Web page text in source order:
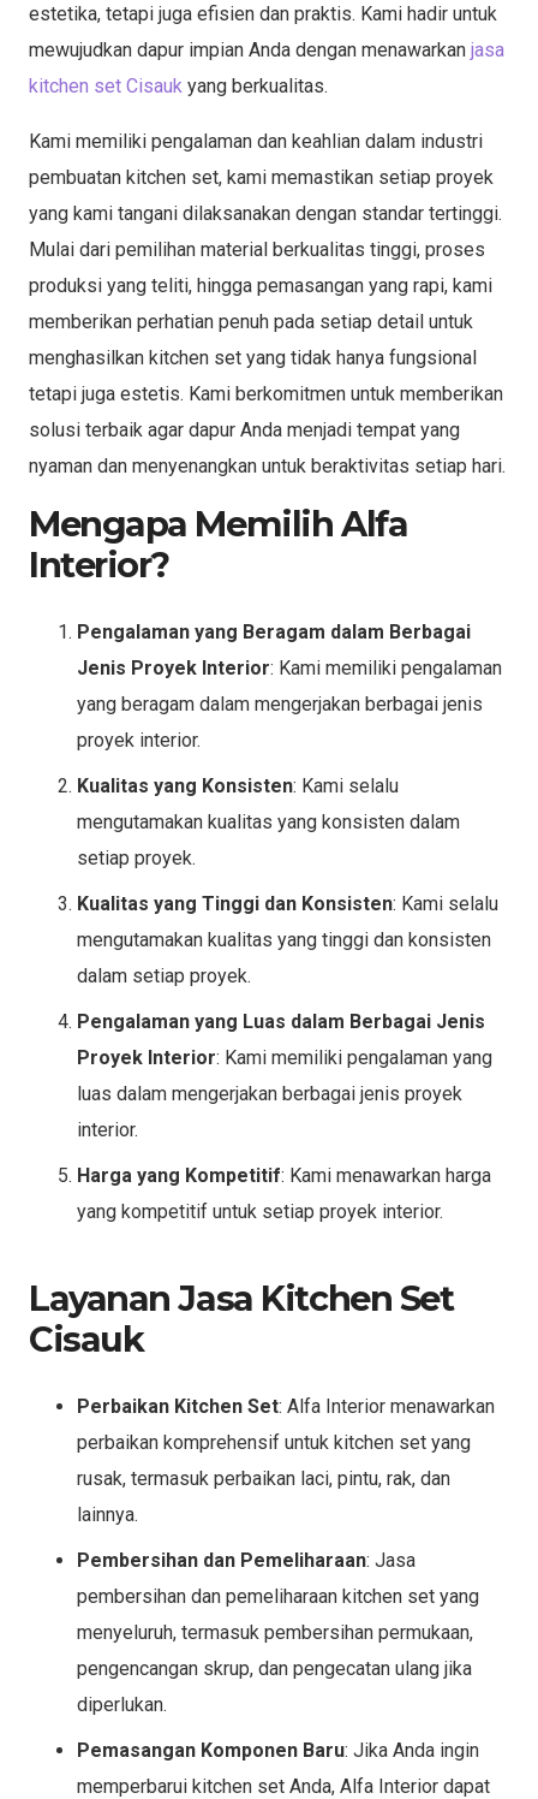
estetika, tetapi juga efisien dan praktis. Kami hadir untuk
mewujudkan dapur impian Anda dengan menawarkan jasa
kitchen set Cisauk yang berkualitas.
Kami memiliki pengalaman dan keahlian dalam industri
pembuatan kitchen set, kami memastikan setiap proyek
yang kami tangani dilaksanakan dengan standar tertinggi.
Mulai dari pemilihan material berkualitas tinggi, proses
produksi yang teliti, hingga pemasangan yang rapi, kami
memberikan perhatian penuh pada setiap detail untuk
menghasilkan kitchen set yang tidak hanya fungsional
tetapi juga estetis. Kami berkomitmen untuk memberikan
solusi terbaik agar dapur Anda menjadi tempat yang
nyaman dan menyenangkan untuk beraktivitas setiap hari.
Mengapa Memilih Alfa
Interior?
Pengalaman yang Beragam dalam Berbagai
Jenis Proyek Interior: Kami memiliki pengalaman
yang beragam dalam mengerjakan berbagai jenis
proyek interior.
Kualitas yang Konsisten: Kami selalu
mengutamakan kualitas yang konsisten dalam
setiap proyek.
Kualitas yang Tinggi dan Konsisten: Kami selalu
mengutamakan kualitas yang tinggi dan konsisten
dalam setiap proyek.
Pengalaman yang Luas dalam Berbagai Jenis
Proyek Interior: Kami memiliki pengalaman yang
luas dalam mengerjakan berbagai jenis proyek
interior.
Harga yang Kompetitif: Kami menawarkan harga
yang kompetitif untuk setiap proyek interior.
Layanan Jasa Kitchen Set
Cisauk
Perbaikan Kitchen Set: Alfa Interior menawarkan
perbaikan komprehensif untuk kitchen set yang
rusak, termasuk perbaikan laci, pintu, rak, dan
lainnya.
Pembersihan dan Pemeliharaan: Jasa
pembersihan dan pemeliharaan kitchen set yang
menyeluruh, termasuk pembersihan permukaan,
pengencangan skrup, dan pengecatan ulang jika
diperlukan.
Pemasangan Komponen Baru: Jika Anda ingin
memperbarui kitchen set Anda, Alfa Interior dapat